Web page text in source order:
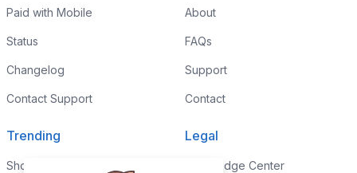
Paid with Mobile
Status
Changelog
Contact Support
About
FAQs
Support
Contact
Trending
Shop
Legal
Knowledge Center